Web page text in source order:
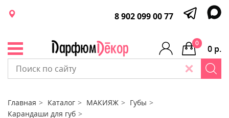
8 902 099 00 77
0 р.
0
Главная Каталог МАКИЯЖ
Губы
Карандаши для губ